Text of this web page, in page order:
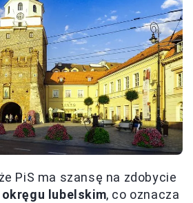
PiS ma szansę na zdobycie
lubelskim, co oznacza